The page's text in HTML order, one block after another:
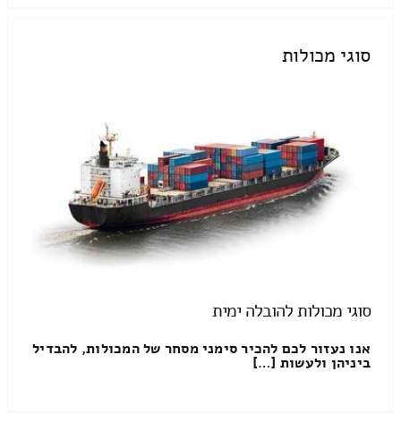
סוגי מכולות
סוגי מכולות להובלה ימית
אנו נעזור לכם להכיר סימני מסחר של המכולות, להבדיל
ביניהן ולעשות […]